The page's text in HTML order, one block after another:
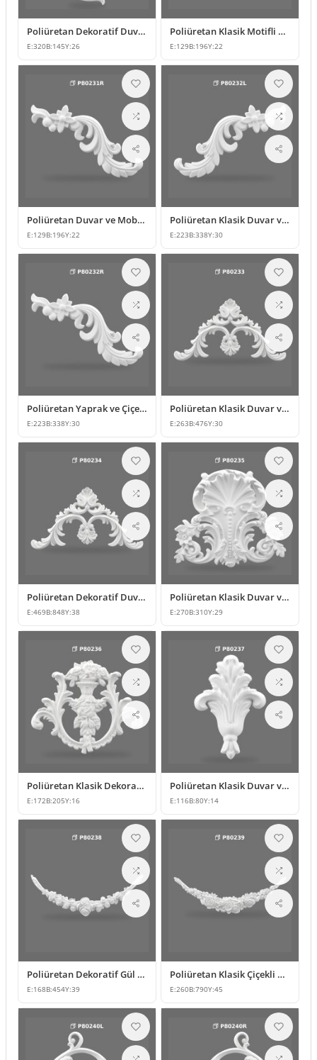
Poliüretan Dekoratif Duvar Süsleme Modeli
E:320B:145Y:26
Poliüretan Klasik Motifli Duvar ve Mobilya Süsleme Modeli
E:129B:196Y:22
Poliüretan Duvar ve Mobilya Süsleme Modeli
E:129B:196Y:22
Poliüretan Klasik Duvar ve Mobilya Süsleme Modelleri
E:223B:338Y:30
Poliüretan Yaprak ve Çiçek Motifli Klasik Duvar Süsü
E:223B:338Y:30
Poliüretan Klasik Duvar ve Mobilya Süsleme Modelleri
E:263B:476Y:30
Poliüretan Dekoratif Duvar ve Kapı Üstü Taç Süsleme Modeli
E:469B:848Y:38
Poliüretan Klasik Duvar ve Mobilya Süsleme Modelleri
E:270B:310Y:29
Poliüretan Klasik Dekoratif Süsleme ve Motif Modelleri
E:172B:205Y:16
Poliüretan Klasik Duvar ve Mobilya Süsleme Modelleri
E:116B:80Y:14
Poliüretan Dekoratif Gül Motifli Duvar Süsü Modelleri
E:168B:454Y:39
Poliüretan Klasik Çiçekli Duvar ve Cephe Süsleme Modeli
E:260B:790Y:45